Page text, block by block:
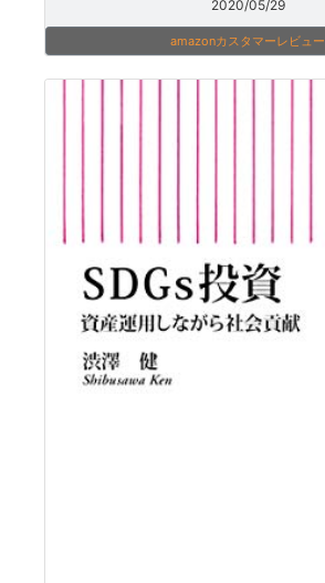
2020/05/29
amazonカスタマーレビュー